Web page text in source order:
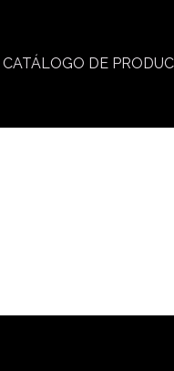
CATÁLOGO DE